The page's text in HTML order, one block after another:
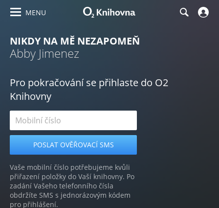
MENU
NIKDY NA MĚ NEZAPOMEŇ
Abby Jimenez
Pro pokračování se přihlaste do O2
Knihovny
Vaše mobilní číslo potřebujeme kvůli
přiřazení položky do Vaší knihovny. Po
zadání Vašeho telefonního čísla
obdržíte SMS s jednorázovým kódem
pro přihlášení.